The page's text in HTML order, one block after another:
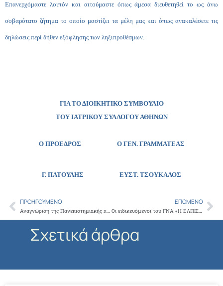
Επανερχόμαστε λοιπόν και αιτούμαστε όπως άμεσα διευθετηθεί το ως άνω
σοβαρότατο ζήτημα το οποίο μαστίζει τα μέλη μας και όπως ανακαλέσετε τις
δηλώσεις περί δήθεν εξόφλησης των ληξιπροθέσμων.
ΓΙΑ ΤΟ ΔΙΟΙΚΗΤΙΚΟ ΣΥΜΒΟΥΛΙΟ
ΤΟΥ ΙΑΤΡΙΚΟΥ ΣΥΛΛΟΓΟΥ ΑΘΗΝΩΝ
Ο ΠΡΟΕΔΡΟΣ Ο ΓΕΝ. ΓΡΑΜΜΑΤΕΑΣ
Γ. ΠΑΤΟΥΛΗΣ ΕΥΣΤ. ΤΣΟΥΚΑΛΟΣ
Prev
ΠΡΟΗΓΟΎΜΕΝΟ
Αναγνώριση της Πανεπιστημιακής χειρουργικής κλινικής του ΠΓΝ Ιωαννίνων ως κατάλληλη για άσκηση των ιατρών στην ειδικότητα της αγγειοχειρουργικής
ΕΠΌΜΕΝΟ
Οι ειδικευόμενοι του ΓΝA «Η ΕΛΠΙΣ» συνεχίζουν την επίσχεση εργασίας
Σχετικά άρθρα